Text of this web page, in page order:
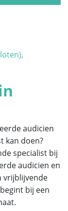
audicien
kan doen?
specialist bij
audicien en
vrijblijvende
bij een